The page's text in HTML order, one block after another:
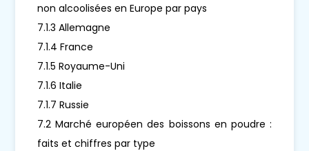
non alcoolisées en Europe par pays
7.1.3 Allemagne
7.1.4 France
7.1.5 Royaume-Uni
7.1.6 Italie
7.1.7 Russie
7.2 Marché européen des boissons en poudre :
faits et chiffres par type